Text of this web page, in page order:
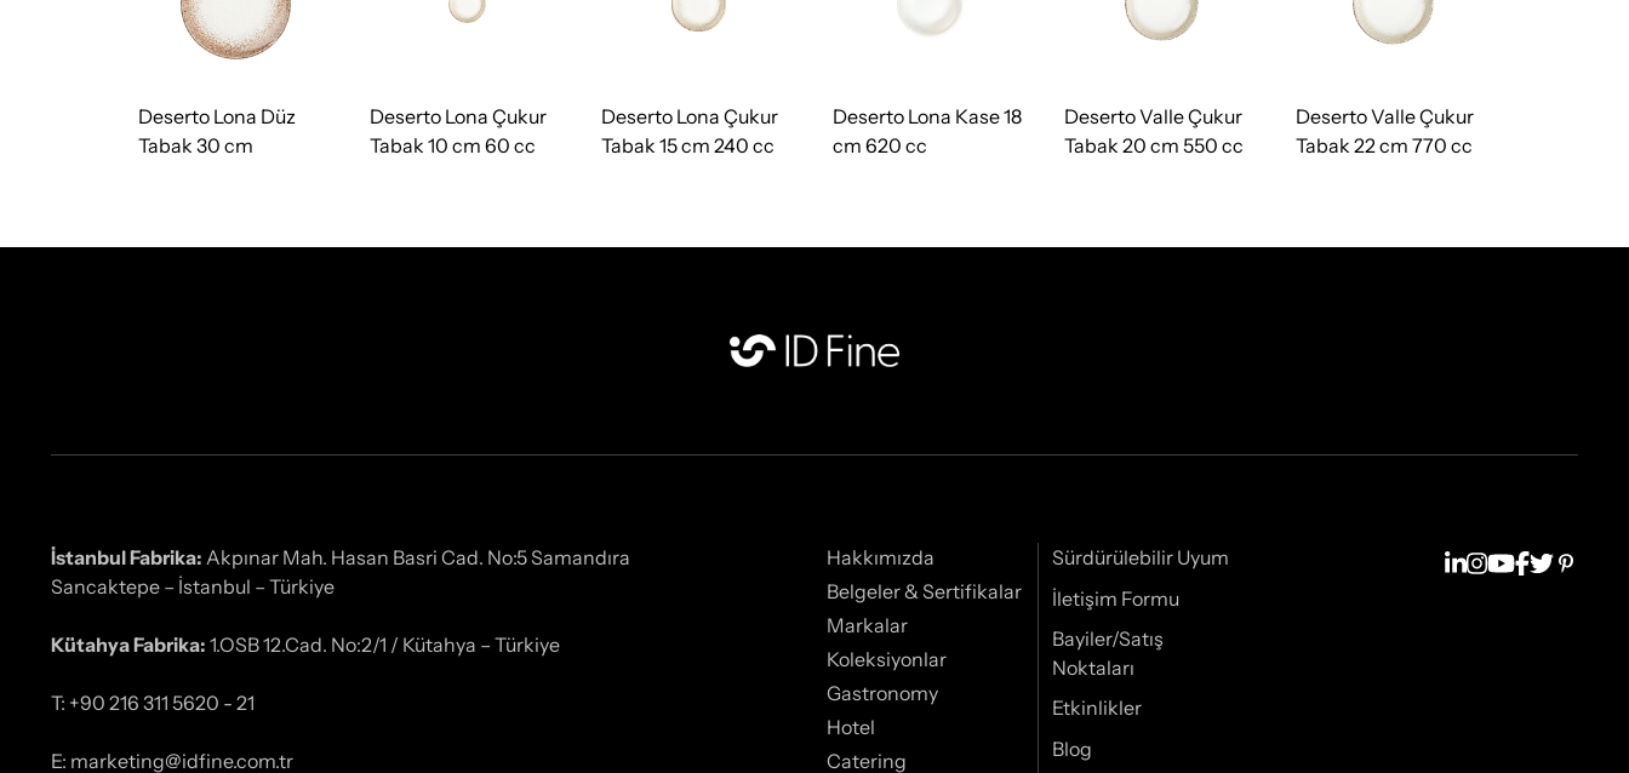
Deserto Lona Düz
Tabak 30 cm
Deserto Lona Çukur
Tabak 10 cm 60 cc
Deserto Lona Çukur
Tabak 15 cm 240 cc
Deserto Lona Kase 18
cm 620 cc
Deserto Valle Çukur
Tabak 20 cm 550 cc
Deserto Valle Çukur
Tabak 22 cm 770 cc
İstanbul Fabrika: Akpınar Mah. Hasan Basri Cad. No:5 Samandıra
Sancaktepe – İstanbul – Türkiye
Kütahya Fabrika: 1.OSB 12.Cad. No:2/1 / Kütahya – Türkiye
T: +90 216 311 5620 - 21
E: marketing@idfine.com.tr
Hakkımızda
Belgeler & Sertifikalar
Markalar
Koleksiyonlar
Gastronomy
Hotel
Catering
Sürdürülebilir Uyum
İletişim Formu
Bayiler/Satış
Noktaları
Etkinlikler
Blog